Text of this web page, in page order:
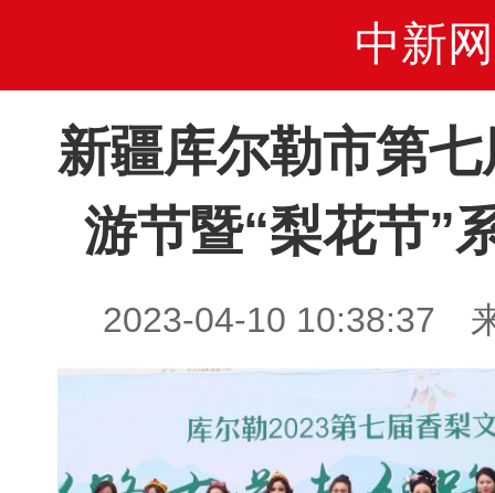
中新网
新疆库尔勒市第
游节暨“梨花节”
2023-04-10 10:38:37